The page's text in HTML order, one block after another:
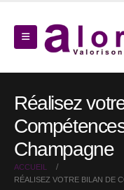
Réalisez
Champagne
ACCUEIL
RÉALISEZ VOTRE BILAN DE